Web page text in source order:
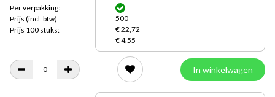
Per verpakking:
Prijs (incl. btw):
Prijs 100 stuks:
500
€ 22,72
€ 4,55
In winkelwagen